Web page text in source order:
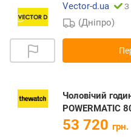
Vector-d.ua
З
(Дніпро)
Чоловічий
POWERMATIC
53 720 грн.